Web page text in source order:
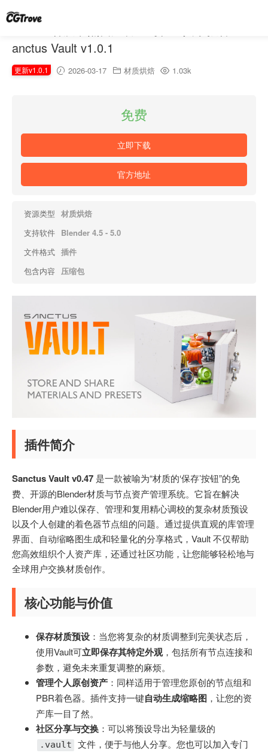
anctus Vault v1.0.1
更新v1.0.1 2026-03-17 材质烘焙 1.03k
免费
立即下载
官方地址
资源类型 材质烘焙
支持软件 Blender 4.5 - 5.0
文件格式 插件
包含内容
压缩包
插件简介
Sanctus Vault v0.47 是一款被喻为“材质的‘保存’按钮”的免
费、开源的Blender材质与节点资产管理系统。它旨在解决
Blender用户难以保存、管理和复用精心调校的复杂材质预设
以及个人创建的着色器节点组的问题。通过提供直观的库管理
界面、自动缩略图生成和轻量化的分享格式，Vault 不仅帮助
您高效组织个人资产库，还通过社区功能，让您能够轻松地与
全球用户交换材质创作。
核心功能与价值
保存材质预设 ：当您将复杂的材质调整到完美状态后，
使用Vault可立即保存其特定外观，包括所有节点连接和
参数，避免未来重复调整的麻烦。
管理个人原创资产 ：同样适用于管理您原创的节点组和
PBR着色器。插件支持一键自动生成缩略图 ，让您的资
产库一目了然。
社区分享与交换 ：可以将预设导出为轻量级的
.vault
文件，便于与他人分享。您也可以加入专门